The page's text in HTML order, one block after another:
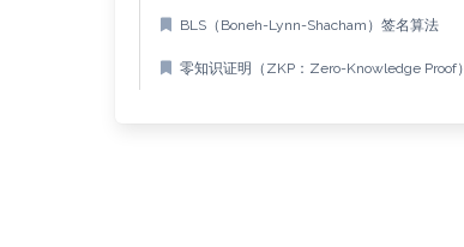
BLS（Boneh-Lynn-Shacham）签名算法
零知识证明（ZKP：Zero-Knowledge Proof）